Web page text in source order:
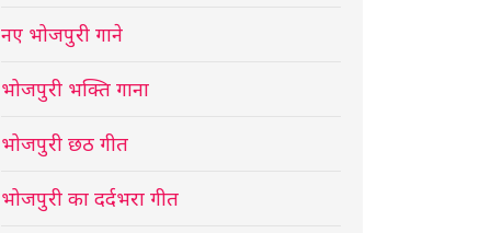
नए भोजपुरी गाने
भोजपुरी भक्ति गाना
भोजपुरी छठ गीत
भोजपुरी का दर्दभरा गीत